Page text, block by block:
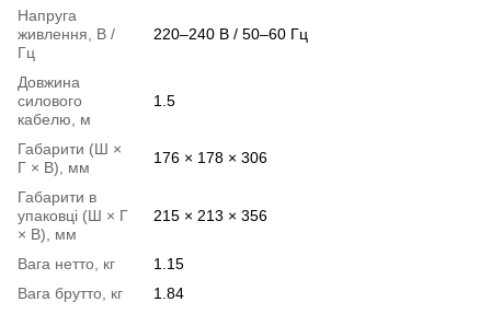
Напруга
живлення, В /
Гц
220–240 В / 50–60 Гц
Довжина
силового
кабелю, м
1.5
Габарити (Ш ×
Г × В), мм
176 × 178 × 306
Габарити в
упаковці (Ш × Г
× В), мм
215 × 213 × 356
Вага нетто, кг
1.15
Вага брутто, кг
1.84